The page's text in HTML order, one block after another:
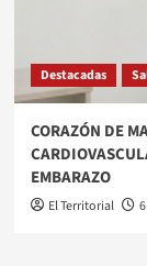
Destacadas
​CORAZÓN DE
EMBARAZO
El Territorial